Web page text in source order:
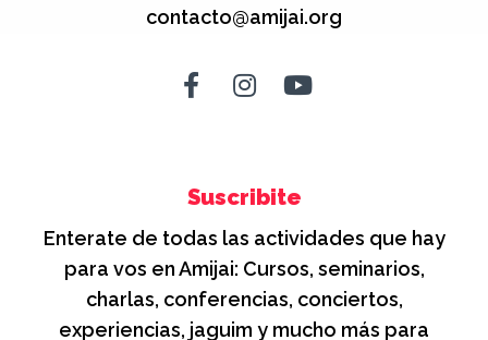
contacto@amijai.org
Suscribite
Enterate de todas las actividades que hay
para vos en Amijai: Cursos, seminarios,
charlas, conferencias, conciertos,
experiencias, jaguim y mucho más para